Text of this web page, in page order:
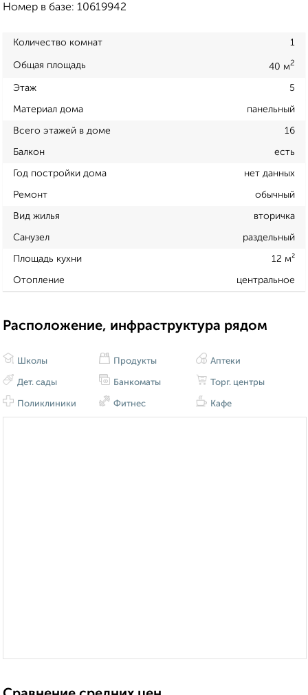
Номер в базе: 10619942
Количество комнат 1
Общая площадь 40 м2
Этаж 5
Материал дома панельный
Всего этажей в доме 16
Балкон есть
Год постройки дома нет данных
Ремонт обычный
Вид жилья вторичка
Санузел раздельный
Площадь кухни 12 м²
Отопление центральное
Расположение, инфраструктура рядом
Школы
Дет. сады
Поликлиники
Продукты
Банкоматы
Фитнес
Аптеки
Торг. центры
Кафе